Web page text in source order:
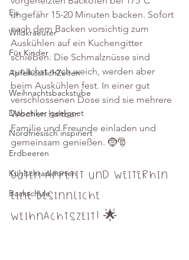
Eis
Wildkraeuter
Für Kinder
ApfelköstlichZeiten
Weihnachtsbackstube
Diabetiker geeignet
Nordfriesisch inspiriert
Erdbeeren
Kühlschranktorten
Backschule
ungefähr 15-20 Minuten backen. Sofort
nach dem Backen vorsichtig zum
Auskühlen auf ein Kuchengitter
schieben. Die Schmalznüsse sind
zunächst noch weich, werden aber
beim Auskühlen fest. In einer gut
verschlossenen Dose sind sie mehrere
Wochen haltbar.
Familie und Freunde einladen und
gemeinsam genießen. 🤶🎅
Guten Appetit und weiterhin
eine besinnliche
Weihnachtszeit! 🌟